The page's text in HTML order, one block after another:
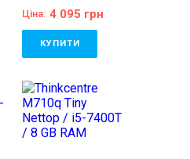
Ціна: 4 095 грн
КУПИТИ
Лінійка: Fujitsu
Esprimo
Покоління процесора:
Intel Core i5 - 6gen
Процесор: Intel®